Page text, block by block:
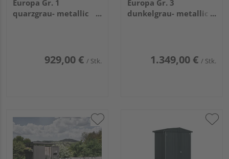
Europa Gr. 1
quarzgrau- metallic
929,00 € / Stk.
Europa Gr. 3
dunkelgrau- metallic
1.349,00 € / Stk.